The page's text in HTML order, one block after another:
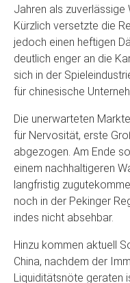
Jahren als
Kürzlich versetzte die
jedoch einen heftigen
deutlich enger an die
sich in der
für chinesische
Die unerwarteten
für Nervosität, erste
abgezogen. Am Ende
einem nachhaltigeren
langfristig
noch in der Pekinger
indes nicht absehbar.
Hinzu kommen aktuell
China, nachdem der
Liquiditätsnöte geraten